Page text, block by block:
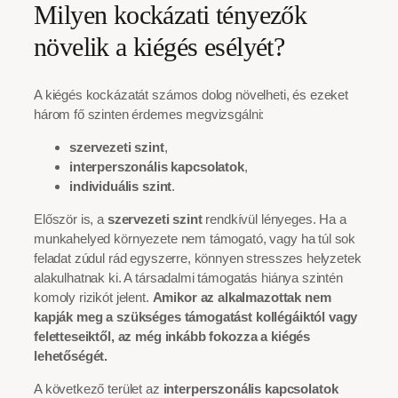
Milyen kockázati tényezők
növelik a kiégés esélyét?
A kiégés kockázatát számos dolog növelheti, és ezeket
három fő szinten érdemes megvizsgálni:
szervezeti szint,
interperszonális kapcsolatok,
individuális szint.
Először is, a szervezeti szintrendkívül lényeges. Ha a
munkahelyed környezete nem támogató, vagy ha túl sok
feladat zúdul rád egyszerre, könnyen stresszes helyzetek
alakulhatnak ki. A társadalmi támogatás hiánya szintén
komoly rizikót jelent. Amikor az alkalmazottak nem
kapják meg a szükséges támogatást kollégáiktól vagy
feletteseiktől, az még inkább fokozza a kiégés
lehetőségét.
A következő terület az interperszonális kapcsolatok